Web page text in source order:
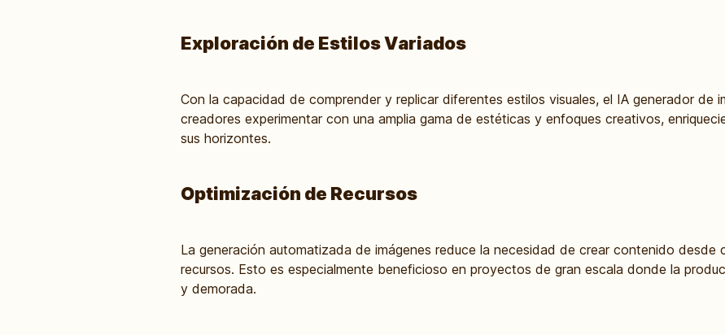
Exploración de Estilos Variados
Con la capacidad de comprender y replicar diferentes estilos visuales, el IA generador de
creadores experimentar con una amplia gama de estéticas y enfoques creativos,
sus horizontes.
Optimización de Recursos
La generación automatizada de imágenes reduce la necesidad de crear contenido desde
recursos. Esto es especialmente beneficioso en proyectos de gran escala donde la
y demorada.